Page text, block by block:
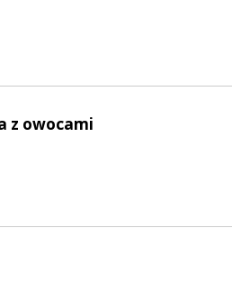
z owocami